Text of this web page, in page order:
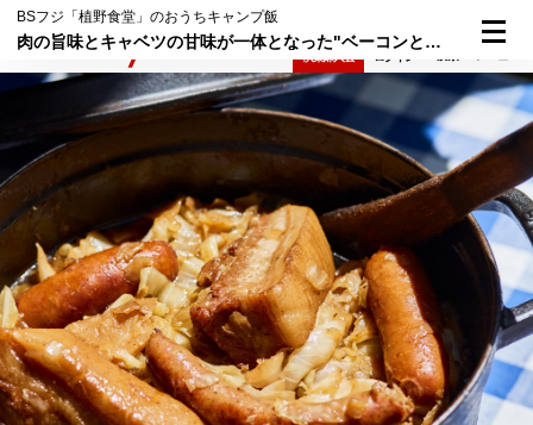
BSフジ「植野食堂」のおうちキャンプ飯
肉の旨味とキャベツの甘味が一体となった"ベーコンとソーセージのシューブレゼ"